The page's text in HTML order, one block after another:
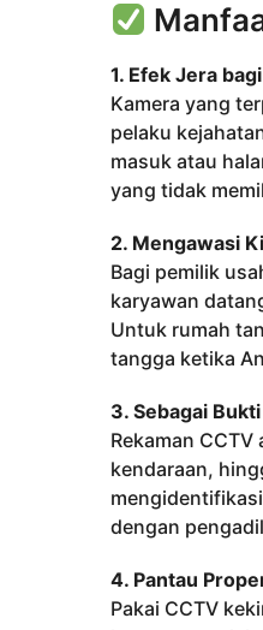
1. Efek Jera
Kamera yang
pelaku
masuk atau
yang tidak
2. Mengawasi
Bagi pemilik
karyawan
Untuk rumah
tangga ketika
3. Sebagai
Rekaman
kendaraan,
dengan
4. Pantau
Pakai CCTV